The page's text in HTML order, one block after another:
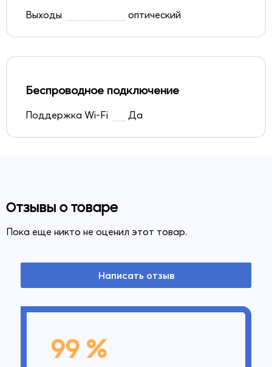
Выходы
оптический
Беспроводное подключение
Поддержка Wi-Fi Да
Отзывы о товаре
Пока еще никто не оценил этот товар.
Написать отзыв
99 %